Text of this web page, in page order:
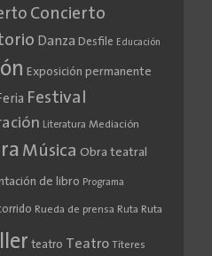
Concierto
Danza Desfile Educación
Exposición permanente
Festival
Literatura Mediación
Música Obra teatral
de libro Programa
Rueda de prensa Ruta Ruta
teatro Teatro Títeres